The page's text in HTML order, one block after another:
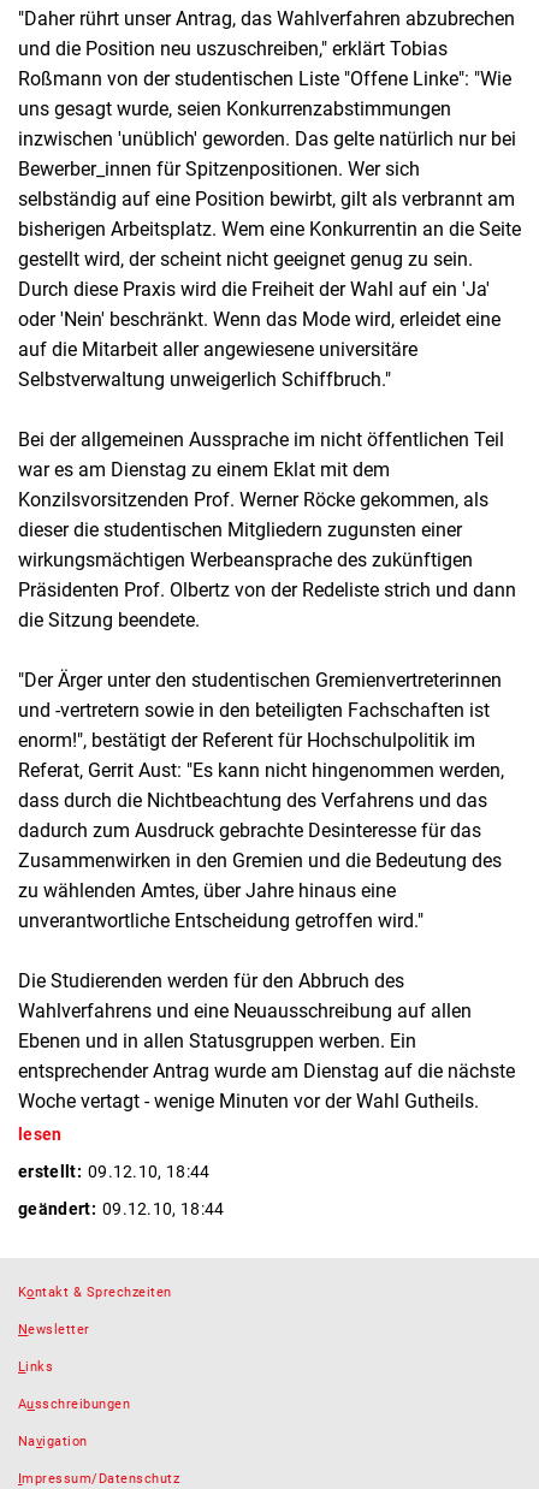
"Daher rührt unser Antrag, das Wahlverfahren abzubrechen
und die Position neu uszuschreiben," erklärt Tobias
Roßmann von der studentischen Liste "Offene Linke": "Wie
uns gesagt wurde, seien Konkurrenzabstimmungen
inzwischen 'unüblich' geworden. Das gelte natürlich nur bei
Bewerber_innen für Spitzenpositionen. Wer sich
selbständig auf eine Position bewirbt, gilt als verbrannt am
bisherigen Arbeitsplatz. Wem eine Konkurrentin an die Seite
gestellt wird, der scheint nicht geeignet genug zu sein.
Durch diese Praxis wird die Freiheit der Wahl auf ein 'Ja'
oder 'Nein' beschränkt. Wenn das Mode wird, erleidet eine
auf die Mitarbeit aller angewiesene universitäre
Selbstverwaltung unweigerlich Schiffbruch."
Bei der allgemeinen Aussprache im nicht öffentlichen Teil
war es am Dienstag zu einem Eklat mit dem
Konzilsvorsitzenden Prof. Werner Röcke gekommen, als
dieser die studentischen Mitgliedern zugunsten einer
wirkungsmächtigen Werbeansprache des zukünftigen
Präsidenten Prof. Olbertz von der Redeliste strich und dann
die Sitzung beendete.
"Der Ärger unter den studentischen Gremienvertreterinnen
und -vertretern sowie in den beteiligten Fachschaften ist
enorm!", bestätigt der Referent für Hochschulpolitik im
Referat, Gerrit Aust: "Es kann nicht hingenommen werden,
dass durch die Nichtbeachtung des Verfahrens und das
dadurch zum Ausdruck gebrachte Desinteresse für das
Zusammenwirken in den Gremien und die Bedeutung des
zu wählenden Amtes, über Jahre hinaus eine
unverantwortliche Entscheidung getroffen wird."
Die Studierenden werden für den Abbruch des
Wahlverfahrens und eine Neuausschreibung auf allen
Ebenen und in allen Statusgruppen werben. Ein
entsprechender Antrag wurde am Dienstag auf die nächste
Woche vertagt - wenige Minuten vor der Wahl Gutheils.
lesen
erstellt: 09.12.10, 18:44
geändert: 09.12.10, 18:44
Kontakt & Sprechzeiten
Newsletter
Links
Ausschreibungen
Navigation
Impressum/Datenschutz